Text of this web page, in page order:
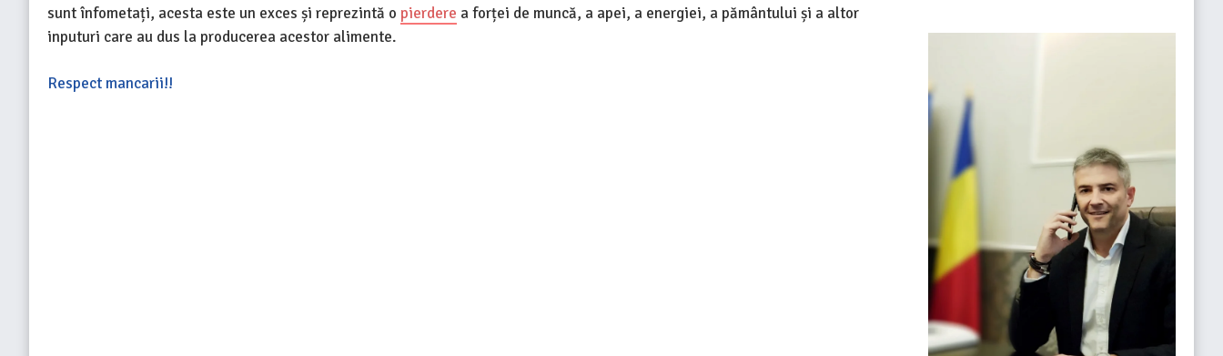
sunt înfometați, acesta este un exces și reprezintă o pierdere a forței de muncă, a apei, a energiei, a pământului și a altor
inputuri care au dus la producerea acestor alimente.
Respect mancarii!!